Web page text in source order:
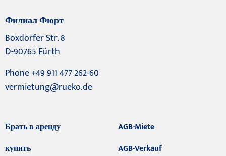
Филиал Фюрт
Boxdorfer Str. 8
D-90765 Fürth
Phone +49 911 477 262-60
vermietung@rueko.de
Брать в аренду
купить
AGB-Miete
AGB-Verkauf